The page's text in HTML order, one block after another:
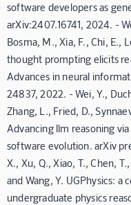
software developers as
arXiv:2407.16741, 2024. -
Bosma, M., Xia, F., Chi, E.,
thought prompting elicits
Advances in neural
24837, 2022. - Wei, Y.,
Zhang, L., Fried, D.,
Advancing llm reasoning
software evolution. arXiv
X., Xu, Q., Xiao, T., Chen,
and Wang, Y. UGPhysics:
undergraduate physics